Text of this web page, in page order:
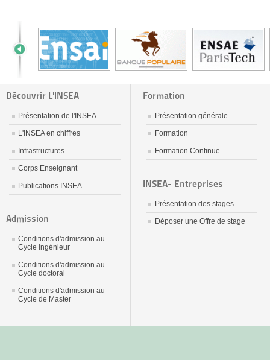
Découvrir L'INSEA
Présentation de l'INSEA
L'INSEA en chiffres
Infrastructures
Corps Enseignant
Publications INSEA
Admission
Conditions d'admission au
Cycle ingénieur
Conditions d'admission au
Cycle doctoral
Conditions d'admission au
Cycle de Master
Formation
Présentation générale
Formation
Formation Continue
INSEA- Entreprises
Présentation des stages
Déposer une Offre de stage